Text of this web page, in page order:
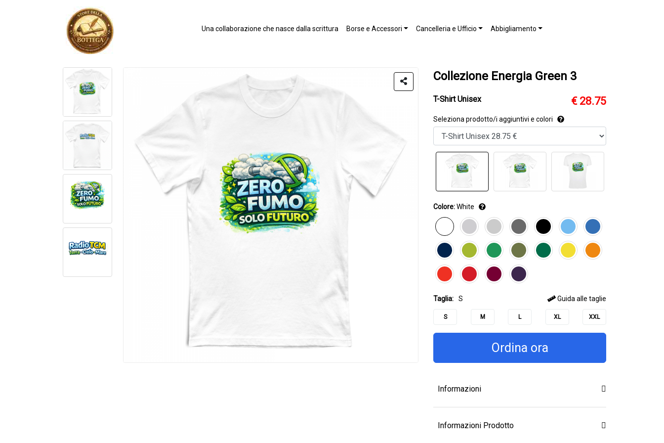
Una collaborazione che nasce dalla scrittura Borse e Accessori Cancelleria e Ufficio Abbigliamento
Collezione Energia Green 3
T-Shirt Unisex € 28.75
Seleziona prodotto/i aggiuntivi e colori
Colore:White
Taglia: S Guida alle taglie
S M L XL XXL
Ordina ora
Informazioni
Informazioni Prodotto